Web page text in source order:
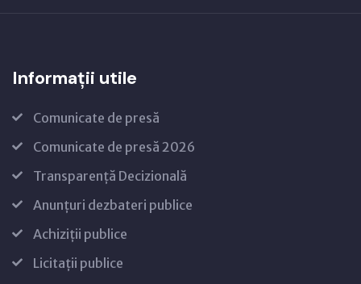
Informații utile
Comunicate de presă
Comunicate de presă 2026
Transparență Decizională
Anunțuri dezbateri publice
Achiziții publice
Licitații publice